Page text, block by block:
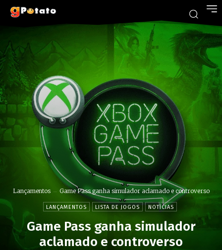
Lançamentos Game Pass ganha simulador aclamado e controverso
LANÇAMENTOS LISTA DE JOGOS NOTÍCIAS
Game Pass ganha simulador
aclamado e controverso